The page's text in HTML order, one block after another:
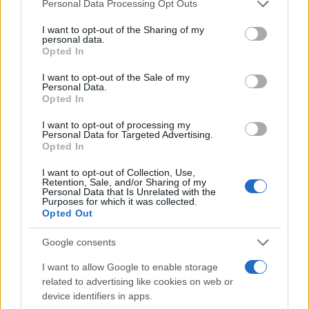
not limited to your visit or usage behaviour. You may click to
grant or deny consent to Google and its third-party tags to
use your data for below specified purposes in below Google
consent section.
Personal Data Processing Opt Outs
I want to opt-out of the Sharing of my
personal data.
Opted In
I want to opt-out of the Sale of my
Personal Data.
Opted In
I want to opt-out of processing my
Personal Data for Targeted Advertising.
Opted In
I want to opt-out of Collection, Use,
Retention, Sale, and/or Sharing of my
Personal Data that Is Unrelated with the
Purposes for which it was collected.
Opted Out
Google consents
I want to allow Google to enable storage
related to advertising like cookies on web or
device identifiers in apps.
Τέλος η Σίσσυ Χρηστίδου «εισέβαλλε» στο